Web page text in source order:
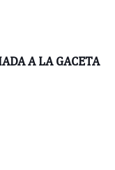
A LA GACETA